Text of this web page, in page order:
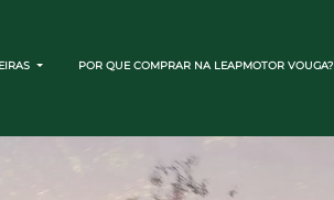
POR QUE COMPRAR NA LEAPMOTOR VOUGA?